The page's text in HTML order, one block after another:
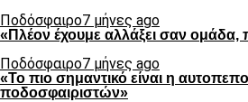
Ποδόσφαιρο7 μήνες ago
«Πλέον έχουμε αλλάξει σαν ομάδα,
Ποδόσφαιρο7 μήνες ago
«Το πιο σημαντικό είναι η
ποδοσφαιριστών»